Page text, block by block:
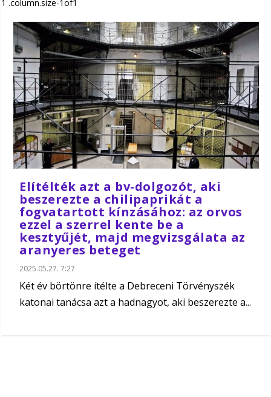
Elítélték azt a bv-dolgozót, aki
beszerezte a chilipaprikát a
fogvatartott kínzásához: az orvos
ezzel a szerrel kente be a
kesztyűjét, majd megvizsgálata az
aranyeres beteget
2025.05.27. 7:27
Két év börtönre ítélte a Debreceni Törvényszék
katonai tanácsa azt a hadnagyot, aki beszerezte a...